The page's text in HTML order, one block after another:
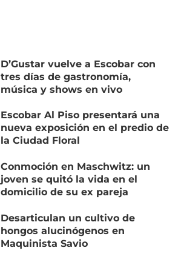
D’Gustar vuelve a Escobar con
tres días de gastronomía,
música y shows en vivo
Escobar Al Piso presentará una
nueva exposición en el predio de
la Ciudad Floral
Conmoción en Maschwitz: un
joven se quitó la vida en el
domicilio de su ex pareja
Desarticulan un cultivo de
hongos alucinógenos en
Maquinista Savio